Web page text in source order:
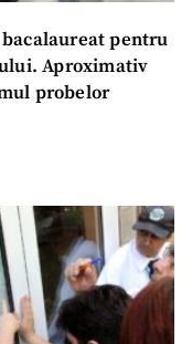
pentru
Aproximativ
probelor